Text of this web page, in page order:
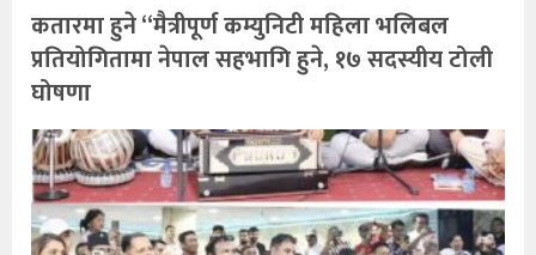
कतारमा हुने “मैत्रीपूर्ण कम्युनिटी महिला भलिबल
प्रतियोगितामा नेपाल सहभागि हुने, १७ सदस्यीय टोली
घोषणा